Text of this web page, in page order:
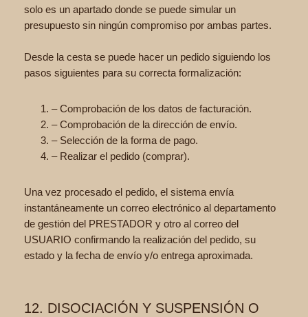
solo es un apartado donde se puede simular un
presupuesto sin ningún compromiso por ambas partes.
Desde la cesta se puede hacer un pedido siguiendo los
pasos siguientes para su correcta formalización:
– Comprobación de los datos de facturación.
– Comprobación de la dirección de envío.
– Selección de la forma de pago.
– Realizar el pedido (comprar).
Una vez procesado el pedido, el sistema envía
instantáneamente un correo electrónico al departamento
de gestión del PRESTADOR y otro al correo del
USUARIO confirmando la realización del pedido, su
estado y la fecha de envío y/o entrega aproximada.
12. DISOCIACIÓN Y SUSPENSIÓN O